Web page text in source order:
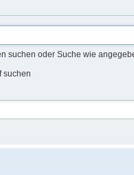
suchen oder Suche wie
suchen